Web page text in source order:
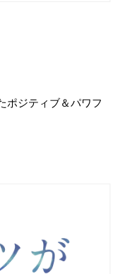
ポジティブ＆パワフ